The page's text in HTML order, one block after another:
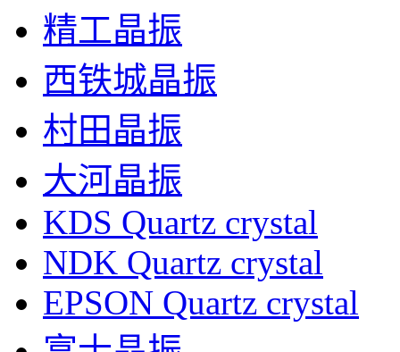
精工晶振
西铁城晶振
村田晶振
大河晶振
KDS Quartz crystal
NDK Quartz crystal
EPSON Quartz crystal